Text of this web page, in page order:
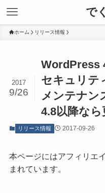
で
ホーム リリース情報
WordPress
セキュリテ
メンテナン
4.8以降なら
2017
9/26
リリース情報 2017-09-26
本ページにはアフィリエ
まれています。